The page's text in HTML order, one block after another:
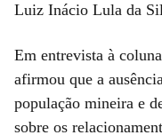
Luiz Inácio Lula da
Em entrevista à coluna
afirmou que a
população mineira e
sobre os